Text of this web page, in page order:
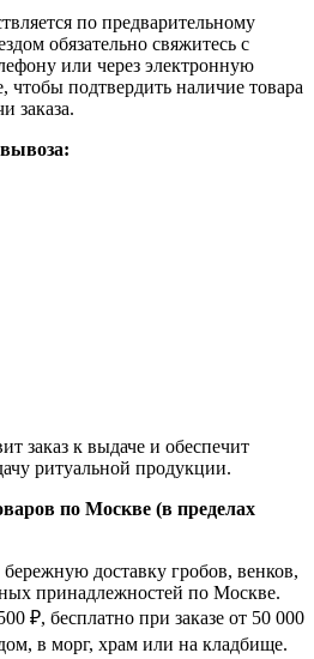
по предварительному
обязательно свяжитесь с
или через электронную
чтобы подтвердить наличие товара
заказа.
заказ к выдаче и обеспечит
ритуальной продукции.
по Москве (в пределах
доставку гробов, венков,
принадлежностей по Москве.
₽, бесплатно при заказе от 50 000
в морг, храм или на кладбище.